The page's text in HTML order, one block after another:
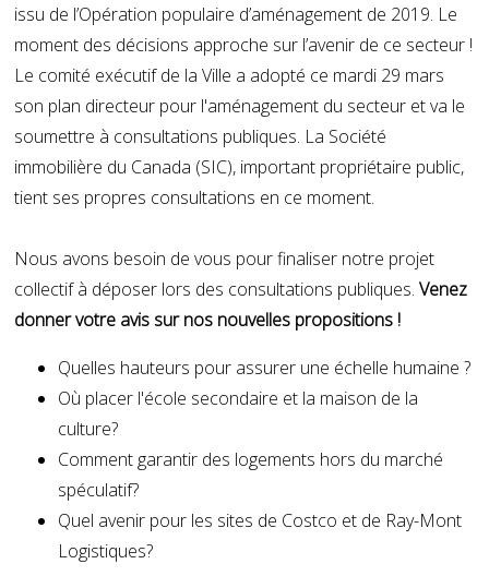
issu de l’Opération populaire d’aménagement de 2019. Le
moment des décisions approche sur l’avenir de ce secteur !
Le comité exécutif de la Ville a adopté ce mardi 29 mars
son plan directeur pour l'aménagement du secteur et va le
soumettre à consultations publiques. La Société
immobilière du Canada (SIC), important propriétaire public,
tient ses propres consultations en ce moment.
Nous avons besoin de vous pour finaliser notre projet
collectif à déposer lors des consultations publiques. Venez
donner votre avis sur nos nouvelles propositions !
Quelles hauteurs pour assurer une échelle humaine ?
Où placer l'école secondaire et la maison de la
culture?
Comment garantir des logements hors du marché
spéculatif?
Quel avenir pour les sites de Costco et de Ray-Mont
Logistiques?